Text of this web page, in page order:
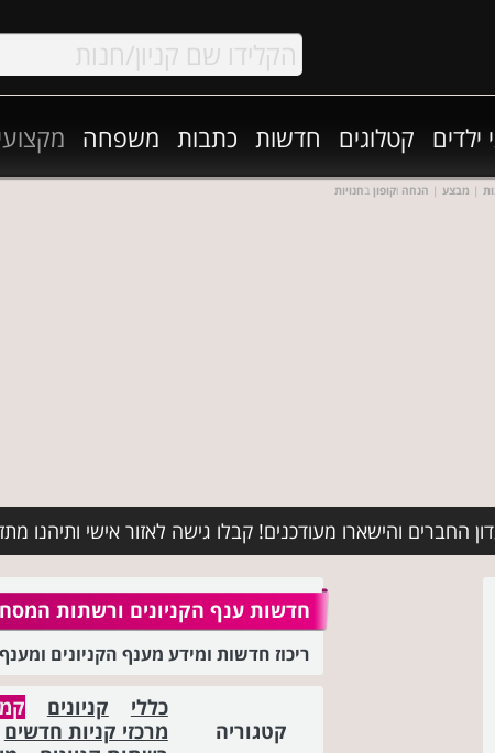
ילדים קטלוגים חדשות כתבות משפחה
| מבצע | הנחה וקופון בחנויות
החברים והישארו מעודכנים! קבלו גישה לאזור אישי ותיהנו
חדשות ענף הקניונים ורשתות
ריכוז חדשות ומידע מענף הקניונים
קטגוריה
כללי קניונים
מרכזי קניות חדשים